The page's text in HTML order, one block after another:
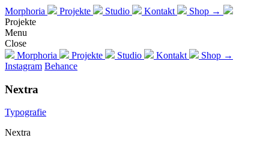
Morphoria Projekte Studio Kontakt
Shop →
Projekte
Menu
Close
Morphoria
Projekte Studio Kontakt
Shop →
Instagram Behance
Nextra
Typografie
Nextra